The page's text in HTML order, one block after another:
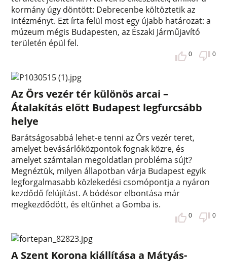
kormány úgy döntött: Debrecenbe költöztetik az
intézményt. Ezt írta felül most egy újabb határozat: a
múzeum mégis Budapesten, az Északi Járműjavító
területén épül fel.
0 0
Az Örs vezér tér különös arcai –
Átalakítás előtt Budapest legfurcsább
helye
Barátságosabbá lehet-e tenni az Örs vezér teret,
amelyet bevásárlóközpontok fognak közre, és
amelyet számtalan megoldatlan probléma sújt?
Megnéztük, milyen állapotban várja Budapest egyik
legforgalmasabb közlekedési csomópontja a nyáron
kezdődő felújítást. A bódésor elbontása már
megkezdődött, és eltűnhet a Gomba is.
0 0
A Szent Korona kiállítása a Mátyás-